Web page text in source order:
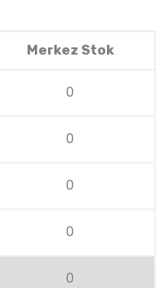
Merkez Stok
0
0
0
0
0